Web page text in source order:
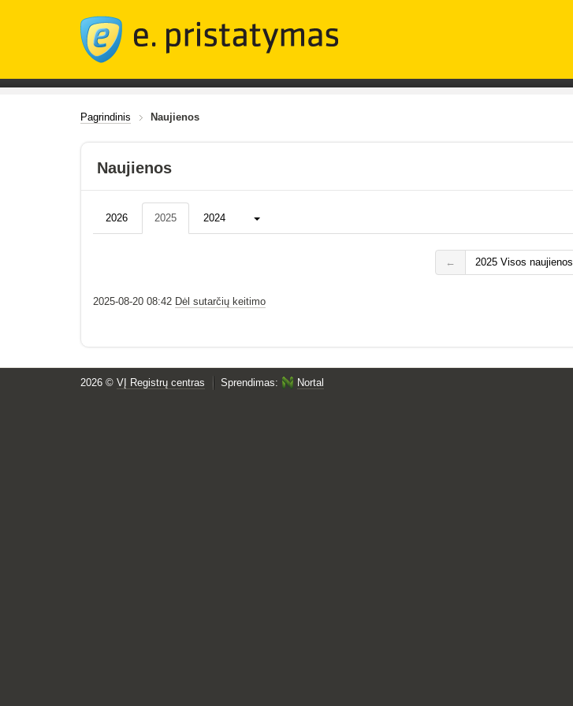
Pagrindinis Naujienos
Naujienos
2026 2025 2024 Daugiau...
← 2025 Visos naujienos
2025-08-20 08:42 Dėl sutarčių keitimo
2026 © VĮ Registrų centras Sprendimas: Nortal